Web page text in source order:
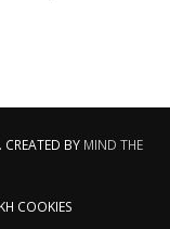
BY MIND THE
COOKIES